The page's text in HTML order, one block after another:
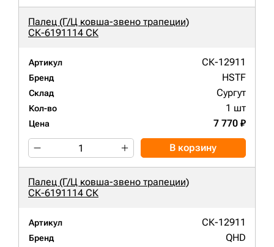
Палец (Г/Ц ковша-звено трапеции)
СК-6191114 СК
Артикул СК-12911
Бренд HSTF
Склад Сургут
Кол-во 1 шт
Цена 7 770 ₽
В корзину
Палец (Г/Ц ковша-звено трапеции)
СК-6191114 СК
Артикул СК-12911
Бренд QHD